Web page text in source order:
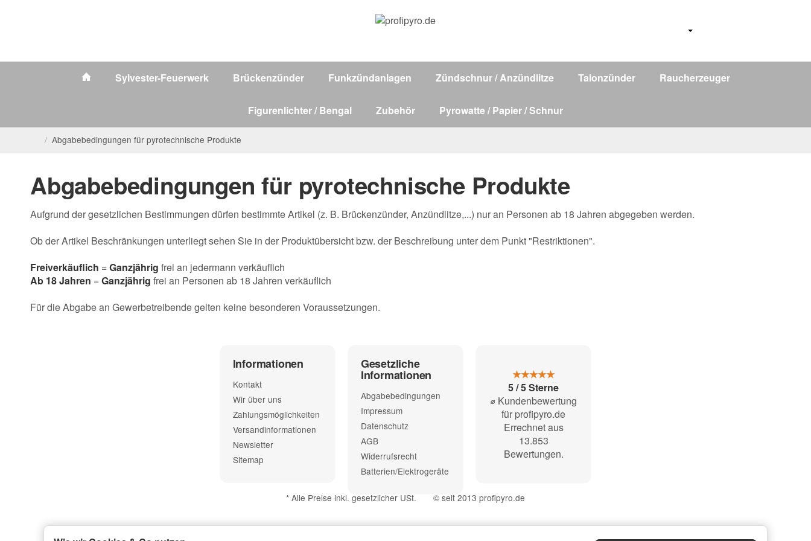
Sylvester-Feuerwerk Brückenzünder Funkzündanlagen Zündschnur / Anzündlitze Talonzünder Raucherzeuger
Figurenlichter / Bengal Zubehör Pyrowatte / Papier / Schnur
/ Abgabebedingungen für pyrotechnische Produkte
Abgabebedingungen für pyrotechnische Produkte
Aufgrund der gesetzlichen Bestimmungen dürfen bestimmte Artikel (z. B. Brückenzünder, Anzündlitze,...) nur an Personen ab 18 Jahren abgegeben werden.
Ob der Artikel Beschränkungen unterliegt sehen Sie in der Produktübersicht bzw. der Beschreibung unter dem Punkt "Restriktionen".
Freiverkäuflich =Ganzjährig frei an jedermann verkäuflich
Ab 18 Jahren =Ganzjährig frei an Personen ab 18 Jahren verkäuflich
Für die Abgabe an Gewerbetreibende gelten keine besonderen Voraussetzungen.
Informationen
Kontakt
Wir über uns
Zahlungsmöglichkeiten
Versandinformationen
Newsletter
Sitemap
Gesetzliche
Informationen
Abgabebedingungen
Impressum
Datenschutz
AGB
Widerrufsrecht
Batterien/Elektrogeräte
★★★★★
5 / 5 Sterne
⌀ Kundenbewertung
für profipyro.de
Errechnet aus
13.853
Bewertungen.
* Alle Preise inkl. gesetzlicher USt. © seit 2013 profipyro.de